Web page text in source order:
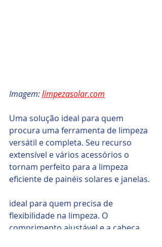
Imagem: limpezasolar.com
Uma solução ideal para quem
procura uma ferramenta de limpeza
versátil e completa. Seu recurso
extensível e vários acessórios o
tornam perfeito para a limpeza
eficiente de painéis solares e janelas.
ideal para quem precisa de
flexibilidade na limpeza. O
comprimento ajustável e a cabeça